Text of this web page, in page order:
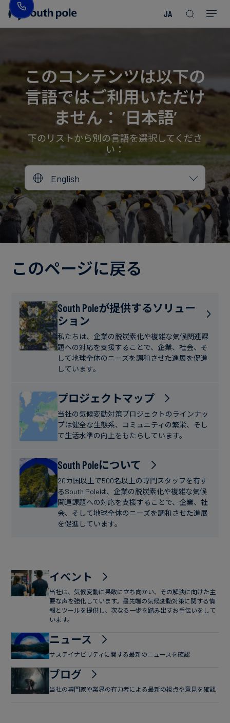
JA
役
員
紹
介
所
地
誠
実
へ
り
み
ァ
ッ
シ
ョ
ン
エ
ル
ギ
ー・
電
ガ
ス
食
飲
料
ス
テ
ナ
ブ
フ
ァ
イ
ナ
ン
ク
ト
を
見
る
レ
ポ
ー
ト
後
イ
ベ
ン
ト
ブ
ロ
ー
ス
ス
デ
ィ
ニ
ー
ス
Read more
Read more
Read more
Read more
Read more
Read more
Read more
Read more
Read more Read more
このコンテンツは以下の
言語ではご利用いただけ
ません： ‘日本語’
下のリストから別の言語を選択してくださ
い：
English
このページに戻る
South Poleが提供するソリュー
ション
私たちは、企業の脱炭素化や複雑な気候関連課
題への対応を支援することで、企業、社会、そ
して地球全体のニーズを調和させた進展を促進
しています。
プロジェクトマップ
当社の気候変動対策プロジェクトのラインナッ
プは健全な生態系、コミュニティの繁栄、そし
て生活水準の向上をもたらしています。
South Poleについて
20カ国以上で500名以上の専門スタッフを有す
るSouth Poleは、企業の脱炭素化や複雑な気候
関連課題への対応を支援することで、企業、社
会、そして地球全体のニーズを調和させた進展
を促進しています。
イベント
当社は、気候変動に果敢に立ち向かい、その解決に向けた主
要な声を強化しています。最先端の気候変動対策に関する情
報とツールを提供し、次なる一歩を踏み出すお手伝いをして
います。
ニュース
サステイナビリティに関する最新のニュースを確認
ブログ
当社の専門家や業界の有力者による最新の視点や意見を確認